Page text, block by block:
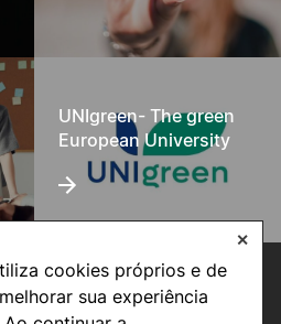
cookies próprios e de
sua experiência
✕
UNIgreen- The green
European University